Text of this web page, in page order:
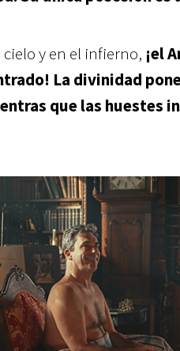
cielo y en el infierno, ¡el
La divinidad
que las huestes